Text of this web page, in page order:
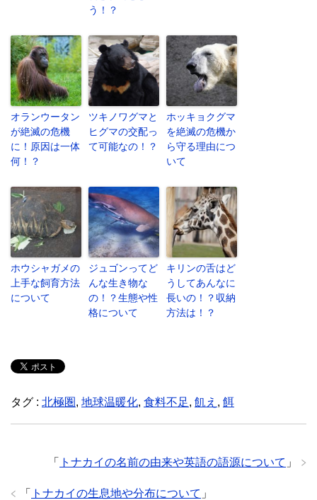
う！？
オランウータン
が絶滅の危機
に！原因は一体
何！？
ツキノワグマと
ヒグマの交配っ
て可能なの！？
ホッキョクグマ
を絶滅の危機か
ら守る理由につ
いて
ホウシャガメの
上手な飼育方法
について
ジュゴンってど
んな生き物な
の！？生態や性
格について
キリンの舌はど
うしてあんなに
長いの！？収納
方法は！？
タグ : 北極圏 , 地球温暖化, 食料不足, 飢え , 餌
「 トナカイの名前の由来や英語の語源について 」
「 トナカイの生息地や分布について 」